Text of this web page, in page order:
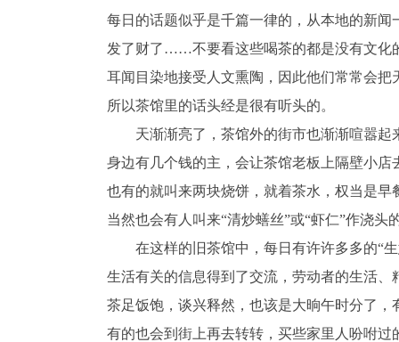
每日的话题似乎是千篇一律的，从本地的新
发了财了……不要看这些喝茶的都是没有文化
耳闻目染地接受人文熏陶，因此他们常常会把
所以茶馆里的话头经是很有听头的。
天渐渐亮了，茶馆外的街市也渐渐喧嚣起
身边有几个钱的主，会让茶馆老板上隔壁小
也有的就叫来两块烧饼，就着茶水，权当是早
当然也会有人叫来“清炒蟮丝”或“虾仁”作浇头
在这样的旧茶馆中，每日有许许多多的“生
生活有关的信息得到了交流，劳动者的生活、
茶足饭饱，谈兴释然，也该是大晌午时分了，
有的也会到街上再去转转，买些家里人吩咐